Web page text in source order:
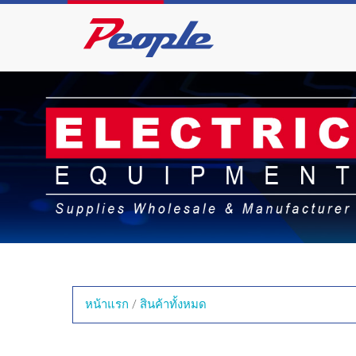
หน้าแรก / สินค้าทั้งหมด